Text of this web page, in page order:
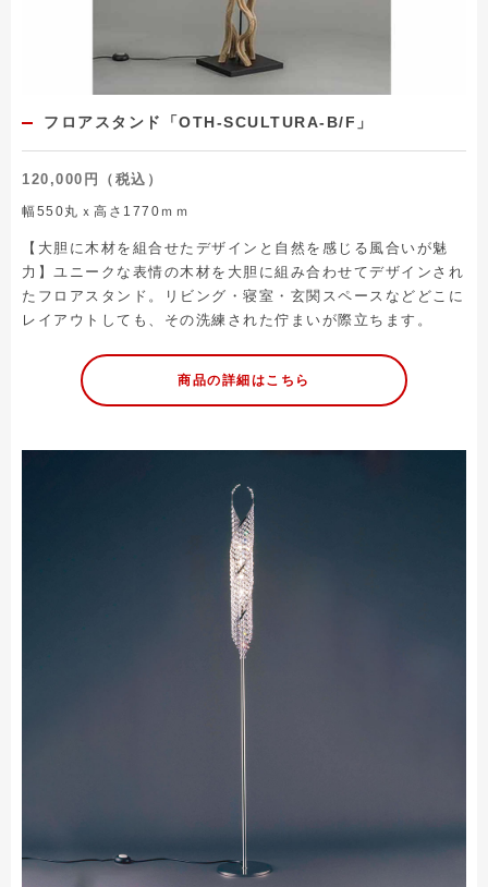
フロアスタンド「OTH-SCULTURA-B/F」
120,000円（税込）
幅550丸ｘ高さ1770ｍｍ
【大胆に木材を組合せたデザインと自然を感じる風合いが魅
力】ユニークな表情の木材を大胆に組み合わせてデザインされ
たフロアスタンド。リビング・寝室・玄関スペースなどどこに
レイアウトしても、その洗練された佇まいが際立ちます。
商品の詳細はこちら